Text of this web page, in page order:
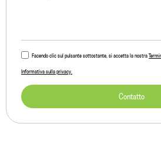
Facendo clic sul pulsante sottostante, si accetta la nostra
Informativa sulla privacy.
Contatto